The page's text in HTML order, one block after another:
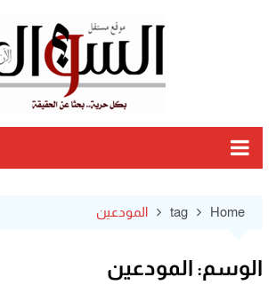
Home
tag المودعين
الوسم: المودعين